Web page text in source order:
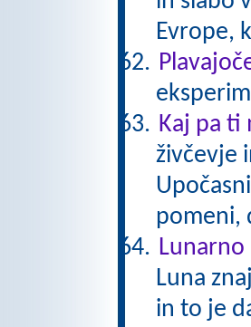
Evrope,
Kaj pa ti
živčevje
pomeni,
Luna
in to je